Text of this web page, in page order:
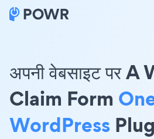
अपनी वेबसाइट पर
Claim Form
WordPress